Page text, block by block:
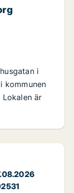
i
kommunen
är